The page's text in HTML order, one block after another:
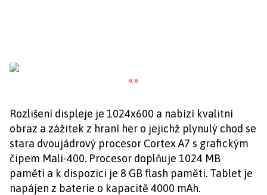
«»
Rozlišení displeje je 1024x600 a nabízí kvalitní
obraz a zážitek z hraní her o jejichž plynulý chod se
stara dvoujádrový procesor Cortex A7 s grafickým
čipem Mali-400. Procesor doplňuje 1024 MB
paměti a k dispozici je 8 GB flash paměti. Tablet je
napájen z baterie o kapacitě 4000 mAh.